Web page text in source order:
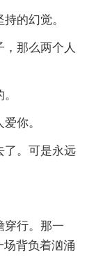
的幻觉。
那么两个人
你。
了。可是永远
穿行。那一
场背负着汹涌